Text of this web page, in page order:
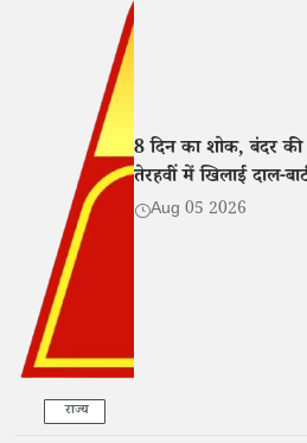
राज्य
8 दिन का शोक, बंदर की
तेरहवीं में खिलाई दाल-
Aug 05 2026